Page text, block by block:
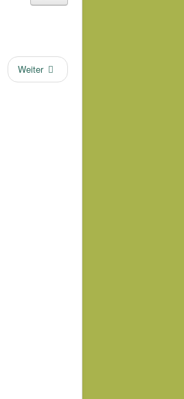
Weiter